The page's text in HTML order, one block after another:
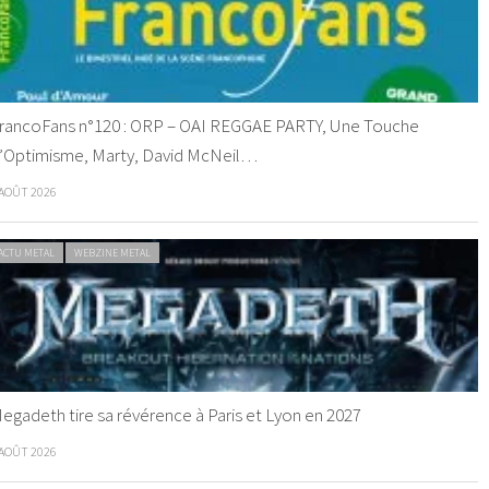
n°120 : ORP – OAI REGGAE PARTY, Une Touche
Marty, David McNeil…
2026
METAL WEBZINE METAL
tire sa révérence à Paris et Lyon en 2027
2026